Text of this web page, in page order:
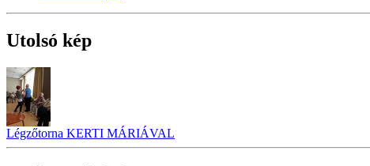
Utolsó kép
Légzőtorna KERTI MÁRIÁVAL